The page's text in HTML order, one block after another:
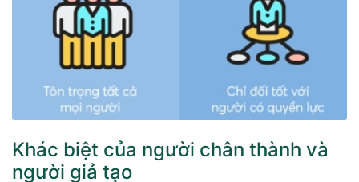
Khác biệt của người chân thành và
người giả tạo